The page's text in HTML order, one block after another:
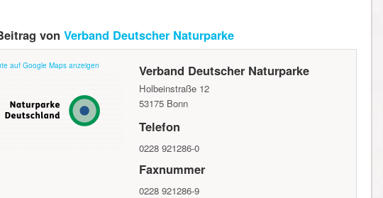
von Verband Deutscher Naturparke
Verband Deutscher Naturparke
Holbeinstraße 12
53175 Bonn
Telefon
0228 921286-0
Faxnummer
0228 921286-9
auf Google Maps anzeigen